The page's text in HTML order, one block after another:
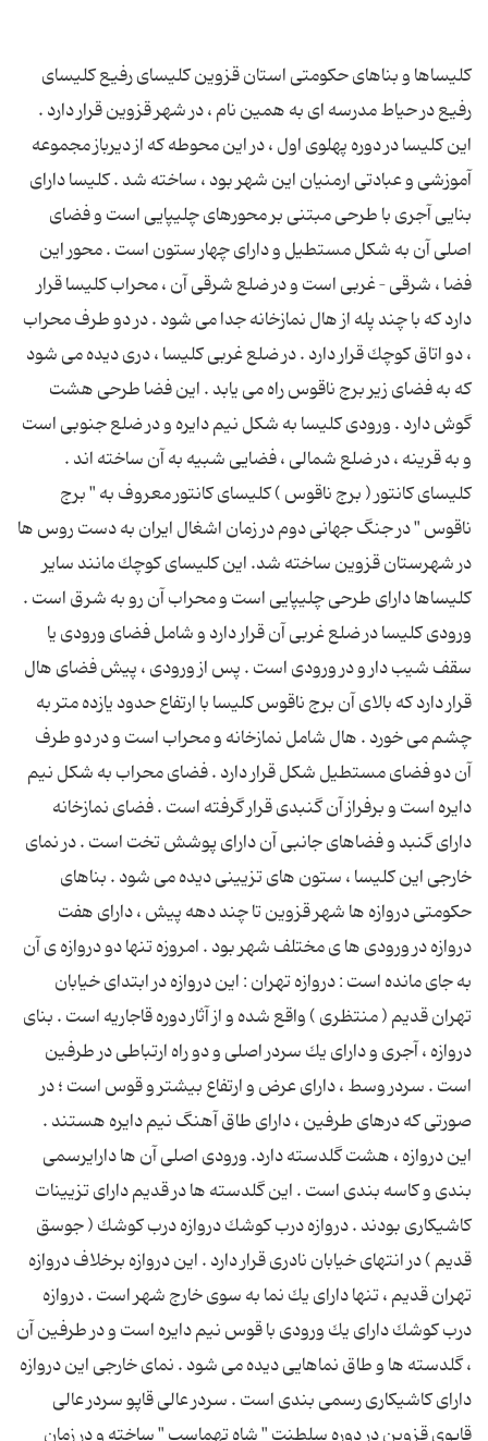
كلیساها و بناهای حكومتی استان قزوین كلیسای رفیع كلیسای
رفیع در حیاط مدرسه ای به همین نام ، در شهر قزوین قرار دارد .
این كلیسا در دوره پهلوی اول ، در این محوطه كه از دیرباز مجموعه
آموزشی و عبادتی ارمنیان این شهر بود ، ساخته شد . كلیسا دارای
بنایی آجری با طرحی مبتنی بر محورهای چلیپایی است و فضای
اصلی آن به شكل مستطیل و دارای چهار ستون است . محور این
فضا ، شرقی – غربی است و در ضلع شرقی آن ، محراب كلیسا قرار
دارد كه با چند پله از هال نمازخانه جدا می شود . در دو طرف محراب
، دو اتاق كوچك قرار دارد . در ضلع غربی كلیسا ، دری دیده می شود
كه به فضای زیر برج ناقوس راه می یابد . این فضا طرحی هشت
گوش دارد . ورودی كلیسا به شكل نیم دایره و در ضلع جنوبی است
و به قرینه ، در ضلع شمالی ، فضایی شبیه به آن ساخته اند .
كلیسای كانتور ( برج ناقوس ) كلیسای كانتور معروف به " برج
ناقوس " در جنگ جهانی دوم در زمان اشغال ایران به دست روس ها
در شهرستان قزوین ساخته شد. این كلیسای كوچك مانند سایر
كلیساها دارای طرحی چلیپایی است و محراب آن رو به شرق است .
ورودی كلیسا در ضلع غربی آن قرار دارد و شامل فضای ورودی یا
سقف شیب دار و در ورودی است . پس از ورودی ، پیش فضای هال
قرار دارد كه بالای آن برج ناقوس كلیسا با ارتفاع حدود یازده متر به
چشم می خورد . هال شامل نمازخانه و محراب است و در دو طرف
آن دو فضای مستطیل شكل قرار دارد . فضای محراب به شكل نیم
دایره است و برفراز آن گنبدی قرار گرفته است . فضای نمازخانه
دارای گنبد و فضاهای جانبی آن دارای پوشش تخت است . در نمای
خارجی این كلیسا ، ستون های تزیینی دیده می شود . بناهای
حكومتی دروازه ها شهر قزوین تا چند دهه پیش ، دارای هفت
دروازه در ورودی ها ی مختلف شهر بود . امروزه تنها دو دروازه ی آن
به جای مانده است : دروازه تهران : این دروازه در ابتدای خیابان
تهران قدیم ( منتظری ) واقع شده و از آثار دوره قاجاریه است . بنای
دروازه ، آجری و دارای یك سردر اصلی و دو راه ارتباطی در طرفین
است . سردر وسط ، دارای عرض و ارتفاع بیشتر و قوس است ؛ در
صورتی كه درهای طرفین ، دارای طاق آهنگ نیم دایره هستند .
این دروازه ، هشت گلدسته دارد. ورودی اصلی آن ها دارایرسمی
بندی و كاسه بندی است . این گلدسته ها در قدیم دارای تزیینات
كاشیكاری بودند . دروازه درب كوشك دروازه درب كوشك ( جوسق
قدیم ) در انتهای خیابان نادری قرار دارد . این دروازه برخلاف دروازه
تهران قدیم ، تنها دارای یك نما به سوی خارج شهر است . دروازه
درب كوشك دارای یك ورودی با قوس نیم دایره است و در طرفین آن
، گلدسته ها و طاق نماهایی دیده می شود . نمای خارجی این دروازه
دارای كاشیكاری رسمی بندی است . سردر عالی قاپو سردر عالی
قاپوی قزوین در دوره سلطنت " شاه تهماسب " ساخته و در زمان